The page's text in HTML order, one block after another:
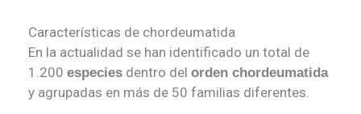
Características de chordeumatida
En la actualidad se han identificado un total de
1.200 especies dentro del orden chordeumatida
y agrupadas en más de 50 familias diferentes.